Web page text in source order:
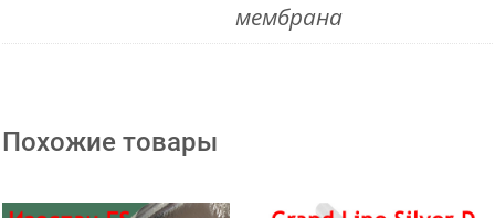
мембрана
Похожие товары